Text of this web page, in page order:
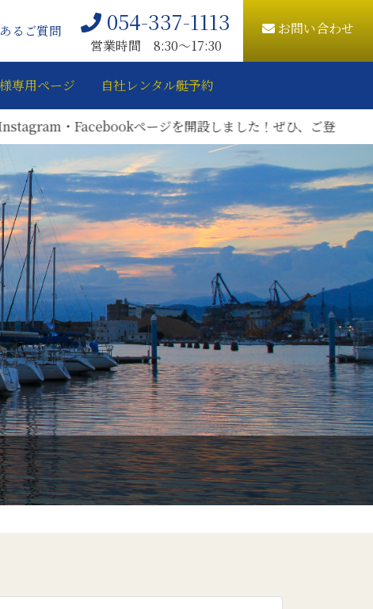
るご質問 054-337-1113
営業時間 8:30〜17:30
お問い合わせ
専用ページ 自社レンタル艇予約
Facebookページを開設しました！ぜひ、ご登録をお願いいた